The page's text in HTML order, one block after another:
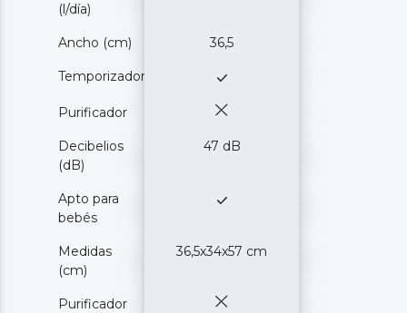
(l/día)
Ancho (cm) 36,5
Temporizador
Purificador
Decibelios
(dB)
47 dB
Apto para
bebés
Medidas
(cm)
36,5x34x57 cm
Purificador